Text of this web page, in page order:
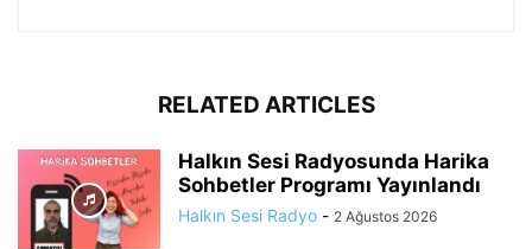
RELATED ARTICLES
Halkın Sesi Radyosunda Harika
Sohbetler Programı Yayınlandı
Halkın Sesi Radyo - 2 Ağustos 2026